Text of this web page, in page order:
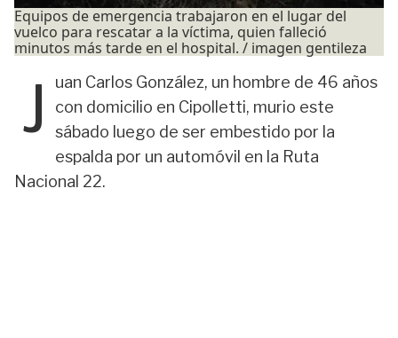
Equipos de emergencia trabajaron en el lugar del
vuelco para rescatar a la víctima, quien falleció
minutos más tarde en el hospital. / imagen gentileza
J
uan Carlos González, un hombre de 46 años
con domicilio en Cipolletti, murio este
sábado luego de ser embestido por la
espalda por un automóvil en la Ruta
Nacional 22.